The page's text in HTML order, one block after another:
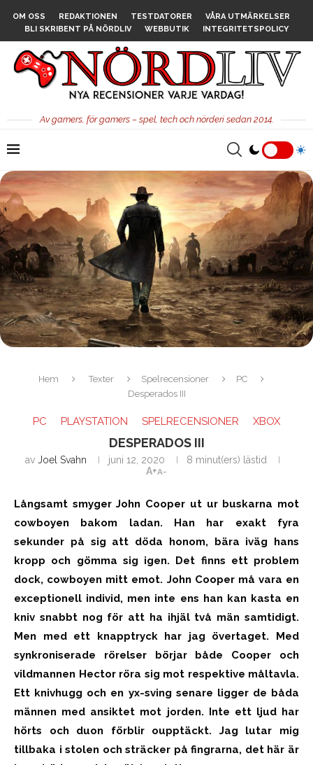
OM OSS REDAKTIONEN TESTDATORER
VÅRA UTMÄRKELSER
BLI SKRIBENT PÅ NÖRDLIV
WEBBUTIK INTEGRITETSPOLICY
Av gamers, för gamers – spel, tech och nörderi sedan 2014.
Hem Texter Spelrecensioner
PC
Desperados III
PC PLAYSTATION SPELRECENSIONER XBOX
DESPERADOS III
av Joel Svahn juni 12, 2020
8 minut(ers) lästid
A+A-
Långsamt smyger John Cooper ut ur buskarna mot
cowboyen bakom ladan. Han har exakt fyra
sekunder på sig att döda honom, bära iväg hans
kropp och gömma sig igen. Det finns ett problem
dock, cowboyen mitt emot. John Cooper må vara en
exceptionell individ, men inte ens han kan kasta en
kniv snabbt nog för att ha ihjäl två män samtidigt.
Men med ett knapptryck har jag övertaget. Med
synkroniserade rörelser börjar både Cooper och
vildmannen Hector röra sig mot respektive måltavla.
Ett knivhugg och en yx-sving senare ligger de båda
männen med ansiktet mot jorden. Inte ett ljud har
hörts och duon förblir oupptäckt. Jag lutar mig
tillbaka i stolen och sträcker på fingrarna, det här är